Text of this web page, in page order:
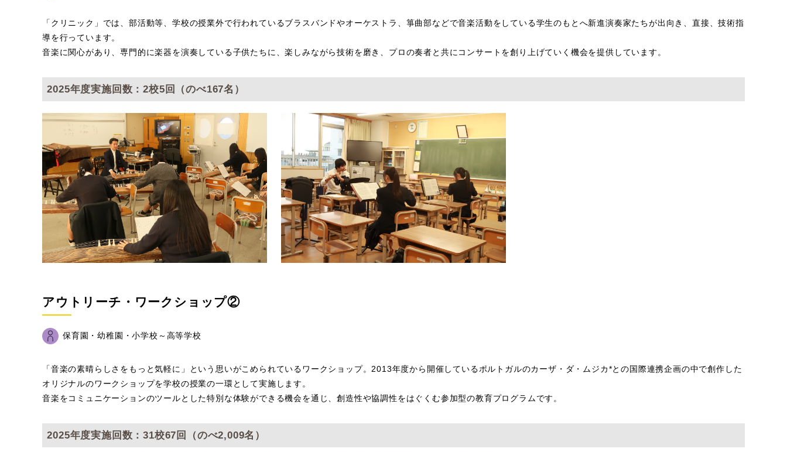
「クリニック」では、部活動等、学校の授業外で行われているブラスバンドやオーケストラ、箏曲部などで音楽活動をしている学生のもとへ新進演奏家たちが出向き、直接、技術指
導を行っています。
音楽に関心があり、専門的に楽器を演奏している子供たちに、楽しみながら技術を磨き、プロの奏者と共にコンサートを創り上げていく機会を提供しています。
2025年度実施回数：2校5回（のべ167名）
アウトリーチ・ワークショップ②
保育園・幼稚園・小学校～高等学校
「音楽の素晴らしさをもっと気軽に」という思いがこめられているワークショップ。2013年度から開催しているポルトガルのカーザ・ダ・ムジカ*との国際連携企画の中で創作した
オリジナルのワークショップを学校の授業の一環として実施します。
音楽をコミュニケーションのツールとした特別な体験ができる機会を通じ、創造性や協調性をはぐくむ参加型の教育プログラムです。
2025年度実施回数：31校67回（のべ2,009名）